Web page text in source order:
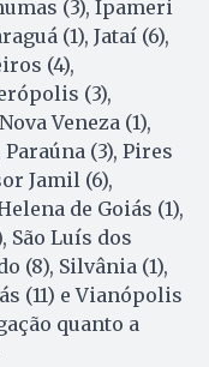
(3), Ipameri
(1), Jataí (6),
(4),
(3),
Veneza (1),
(3), Pires
Jamil (6),
de Goiás (1),
São Luís dos
(8), Silvânia (1),
(11) e Vianópolis
quanto a